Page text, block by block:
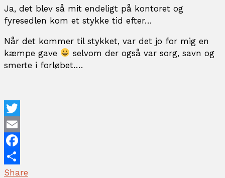
Ja, det blev så mit endeligt på kontoret og
fyresedlen kom et stykke tid efter…
Når det kommer til stykket, var det jo for mig en
kæmpe gave
selvom der også var sorg, savn og
smerte i forløbet….
T
w
t
E
m
a
F
a
Share